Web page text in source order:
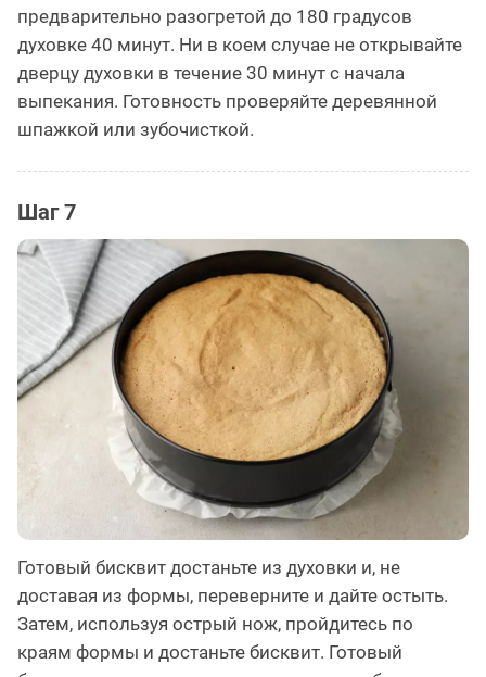
предварительно разогретой до 180 градусов
духовке 40 минут. Ни в коем случае не открывайте
дверцу духовки в течение 30 минут с начала
выпекания. Готовность проверяйте деревянной
шпажкой или зубочисткой.
Шаг 7
Готовый бисквит достаньте из духовки и, не
доставая из формы, переверните и дайте остыть.
Затем, используя острый нож, пройдитесь по
краям формы и достаньте бисквит. Готовый